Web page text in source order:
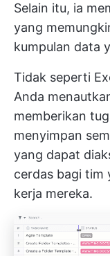
Selain itu, ia
yang
kumpulan data
Tidak seperti
Anda
memberikan
menyimpan
yang dapat
cerdas bagi tim
kerja mereka.